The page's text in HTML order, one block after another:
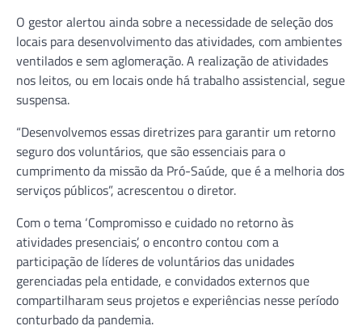
O gestor alertou ainda sobre a necessidade de seleção dos
locais para desenvolvimento das atividades, com ambientes
ventilados e sem aglomeração. A realização de atividades
nos leitos, ou em locais onde há trabalho assistencial, segue
suspensa.
“Desenvolvemos essas diretrizes para garantir um retorno
seguro dos voluntários, que são essenciais para o
cumprimento da missão da Pró-Saúde, que é a melhoria dos
serviços públicos”, acrescentou o diretor.
Com o tema ‘Compromisso e cuidado no retorno às
atividades presenciais’, o encontro contou com a
participação de líderes de voluntários das unidades
gerenciadas pela entidade, e convidados externos que
compartilharam seus projetos e experiências nesse período
conturbado da pandemia.